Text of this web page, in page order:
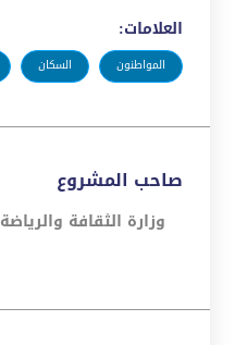
العلامات:
المواطنون السكان
صاحب المشروع
وزارة الثقافة والرياضة